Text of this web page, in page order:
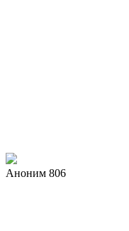
Аноним 806